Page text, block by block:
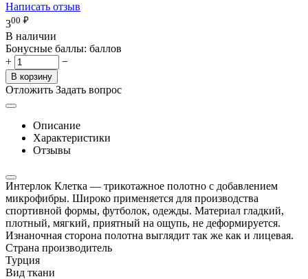
Написать отзыв
300 ₽
В наличии
Бонусные баллы: баллов
+
−
В корзину
Отложить Задать вопрос
Описание
Характеристики
Отзывы
Интерлок Клетка — трикотажное полотно с добавлением
микрофибры. Широко применяется для производства
спортивной формы, футболок, одежды. Материал гладкий,
плотный, мягкий, приятный на ощупь, не деформируется.
Изнаночная сторона полотна выглядит так же как и лицевая.
Страна производитель
Турция
Вид ткани